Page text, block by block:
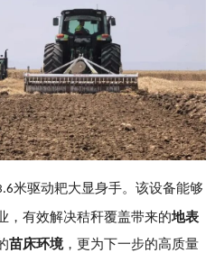
米驱动耙大显身手。该设备能够
，有效解决秸秆覆盖带来的地表
苗床环境， 更为下一步的高质量